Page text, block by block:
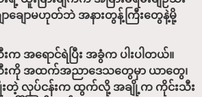
ာချောမဟုတ်ဘဲ အနားတွန့်ကြီးတွေနဲ့မို့
းက အရောင်ရဲပြီး အခွံက ပါးပါတယ်။
သီးကို အထက်အညာဒေသတွေမှာ ယာတွေ၊
းတဲ့ လုပ်ငန်းက ထွက်လို့ အချို့က ကိုင်းသီး